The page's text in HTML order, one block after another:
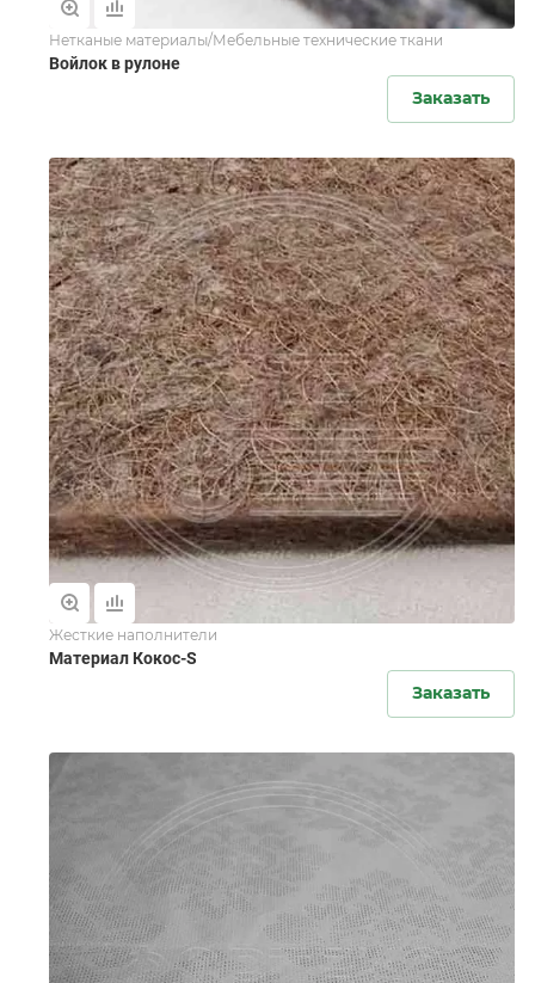
Нетканые материалы/Мебельные технические ткани
Войлок в рулоне
Заказать
Жесткие наполнители
Материал Кокос-S
Заказать